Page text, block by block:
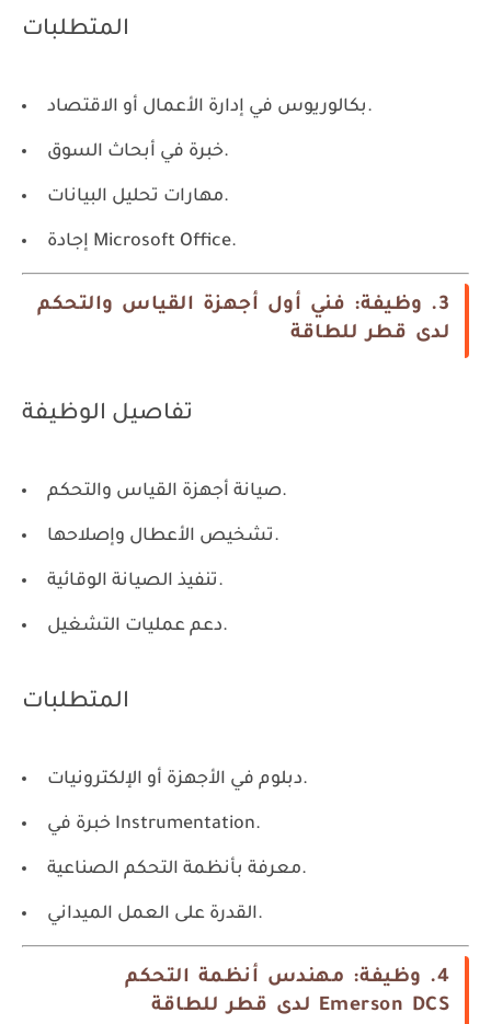
المتطلبات
بكالوريوس في إدارة الأعمال أو الاقتصاد.
خبرة في أبحاث السوق.
مهارات تحليل البيانات.
إجادة Microsoft Office.
3. وظيفة: فني أول أجهزة القياس والتحكم
لدى قطر للطاقة
تفاصيل الوظيفة
صيانة أجهزة القياس والتحكم.
تشخيص الأعطال وإصلاحها.
تنفيذ الصيانة الوقائية.
دعم عمليات التشغيل.
المتطلبات
دبلوم في الأجهزة أو الإلكترونيات.
خبرة في Instrumentation.
معرفة بأنظمة التحكم الصناعية.
القدرة على العمل الميداني.
4. وظيفة: مهندس أنظمة التحكم
Emerson DCS لدى قطر للطاقة